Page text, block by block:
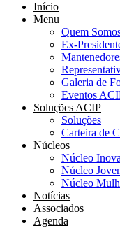
Início
Menu
Quem
Ex-
Galeria de
Eventos
Soluções ACIP
Soluções
Carteira de
Núcleos
Núcleo
Núcleo
Núcleo
Notícias
Associados
Agenda